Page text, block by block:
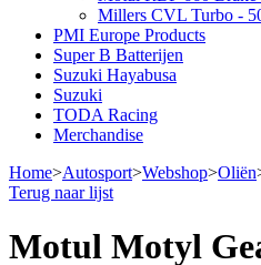
Millers CVL Turbo -
PMI Europe Products
Super B Batterijen
Suzuki Hayabusa
Suzuki
TODA Racing
Merchandise
Home>Autosport>Webshop>Oliën
Terug naar lijst
Motul Motyl